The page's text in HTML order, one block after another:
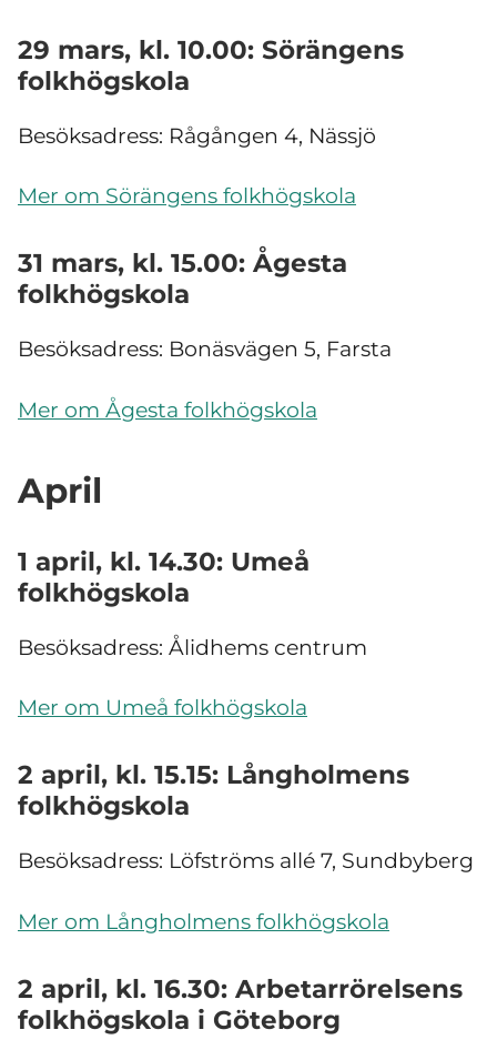
29 mars, kl. 10.00: Sörängens
folkhögskola
Besöksadress: Rågången 4, Nässjö
Mer om Sörängens folkhögskola
31 mars, kl. 15.00: Ågesta
folkhögskola
Besöksadress: Bonäsvägen 5, Farsta
Mer om Ågesta folkhögskola
April
1 april, kl. 14.30: Umeå
folkhögskola
Besöksadress: Ålidhems centrum
Mer om Umeå folkhögskola
2 april, kl. 15.15: Långholmens
folkhögskola
Besöksadress: Löfströms allé 7, Sundbyberg
Mer om Långholmens folkhögskola
2 april, kl. 16.30: Arbetarrörelsens
folkhögskola i Göteborg